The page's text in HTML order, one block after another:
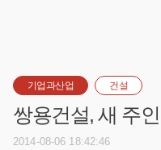
기업과산업 건설
쌍용건설, 새 주
2014-08-06 18:42:46